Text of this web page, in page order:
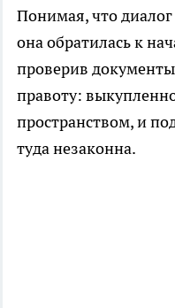
Понимая, что
она обратилась к
проверив
правоту:
пространством, и
туда незаконна.